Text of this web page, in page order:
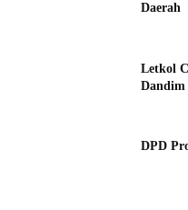
Daerah
Letkol
Dandim
DPD